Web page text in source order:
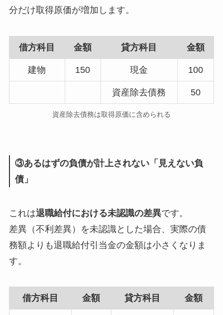
分だけ取得原価が増加します。
借方科目 金額 貸方科目 金額
建物 150 現金 100
資産除去債務 50
資産除去債務は取得原価に含められる
③あるはずの負債が計上されない「見えない負
債」
これは退職給付における未認識の差異です。
差異（不利差異）を未認識とした場合、実際の債
務額よりも退職給付引当金の金額は小さくなりま
す。
借方科目 金額 貸方科目 金額